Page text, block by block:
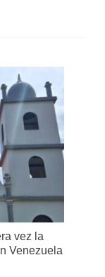
vez la
Venezuela